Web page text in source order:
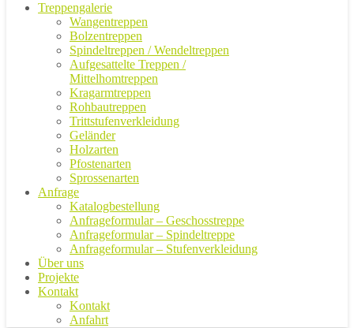
Treppengalerie
Wangentreppen
Bolzentreppen
Spindeltreppen / Wendeltreppen
Aufgesattelte Treppen /
Mittelhomtreppen
Kragarmtreppen
Rohbautreppen
Trittstufenverkleidung
Geländer
Holzarten
Pfostenarten
Sprossenarten
Anfrage
Katalogbestellung
Anfrageformular – Geschosstreppe
Anfrageformular – Spindeltreppe
Anfrageformular – Stufenverkleidung
Über uns
Projekte
Kontakt
Kontakt
Anfahrt